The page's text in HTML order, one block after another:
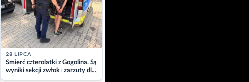
28 LIPCA
Śmierć czterolatki z Gogolina. Są
wyniki sekcji zwłok i zarzuty dla
matki